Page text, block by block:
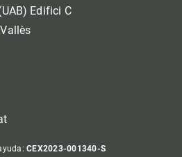
Edifici C
CEX2023-001340-S